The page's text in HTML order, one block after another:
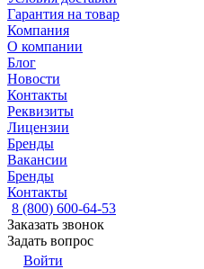
Гарантия на товар
Компания
О компании
Блог
Новости
Контакты
Реквизиты
Лицензии
Бренды
Вакансии
Бренды
Контакты
8 (800) 600-64-53
Заказать звонок
Задать вопрос
Войти